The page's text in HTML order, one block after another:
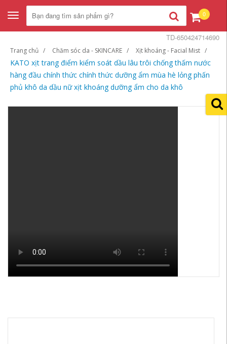
Toggle
navigation
0
Trang chủ Chăm sóc da - SKINCARE Xịt khoáng - Facial Mist
KATO xịt trang điểm kiểm soát dầu lâu trôi chống thấm nước
hàng đầu chính thức chính thức dưỡng ẩm mùa hè lỏng phấn
phủ khô da dầu nữ xịt khoáng dưỡng ẩm cho da khô
TD-650424714690